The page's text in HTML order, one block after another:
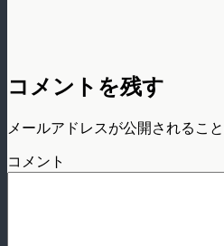
コメントを残す
メールアドレスが公開されること
コメント